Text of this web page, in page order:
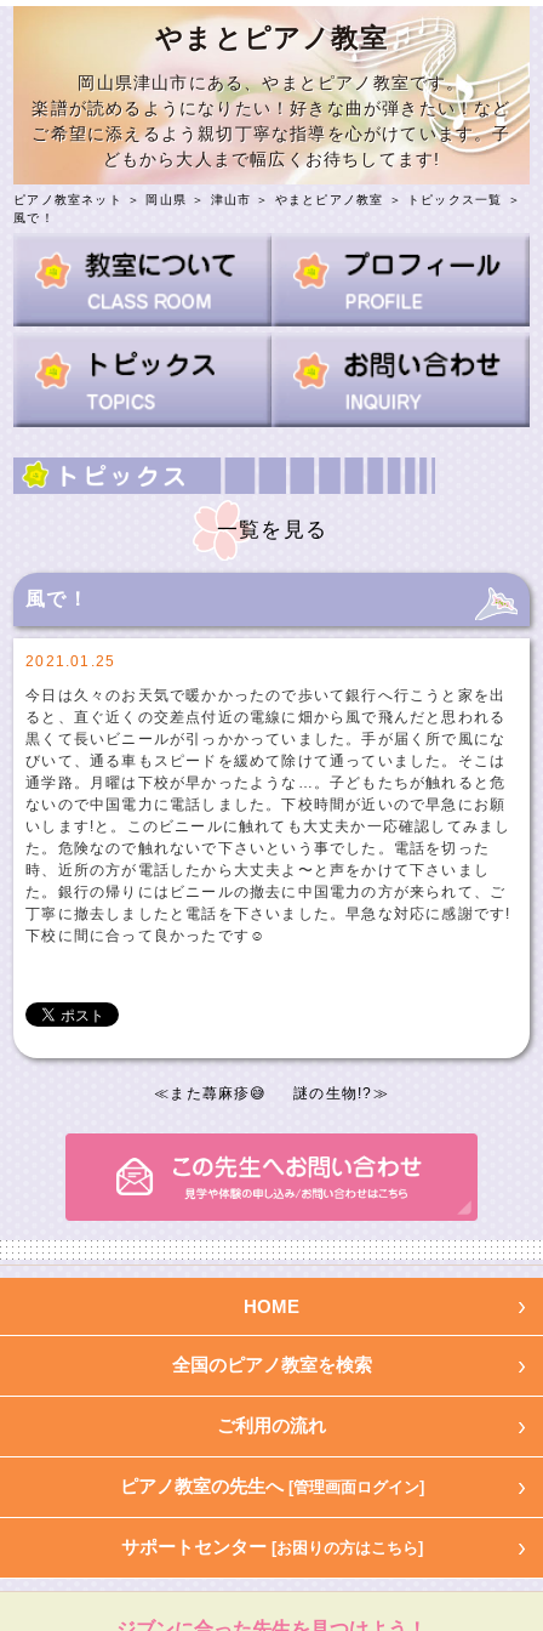
やまとピアノ教室
岡山県津山市にある、やまとピアノ教室です。
楽譜が読めるようになりたい！好きな曲が弾きたい！など
ご希望に添えるよう親切丁寧な指導を心がけています。子
どもから大人まで幅広くお待ちしてます!
ピアノ教室ネット ＞ 岡山県 ＞ 津山市 ＞ やまとピアノ教室 ＞ トピックス一覧
＞
風で！
一覧を見る
風で！
2021.01.25
今日は久々のお天気で暖かかったので歩いて銀行へ行こうと家を出
ると、直ぐ近くの交差点付近の電線に畑から風で飛んだと思われる
黒くて長いビニールが引っかかっていました。手が届く所で風にな
びいて、通る車もスピードを緩めて除けて通っていました。そこは
通学路。月曜は下校が早かったような…。子どもたちが触れると危
ないので中国電力に電話しました。下校時間が近いので早急にお願
いします!と。このビニールに触れても大丈夫か一応確認してみまし
た。危険なので触れないで下さいという事でした。電話を切った
時、近所の方が電話したから大丈夫よ〜と声をかけて下さいまし
た。銀行の帰りにはビニールの撤去に中国電力の方が来られて、ご
丁寧に撤去しましたと電話を下さいました。早急な対応に感謝です!
下校に間に合って良かったです☺️
≪ また蕁麻疹😅 謎の生物!?≫
HOME
全国のピアノ教室を検索
ご利用の流れ
ピアノ教室の先生へ [管理画面ログイン]
サポートセンター [お困りの方はこちら]